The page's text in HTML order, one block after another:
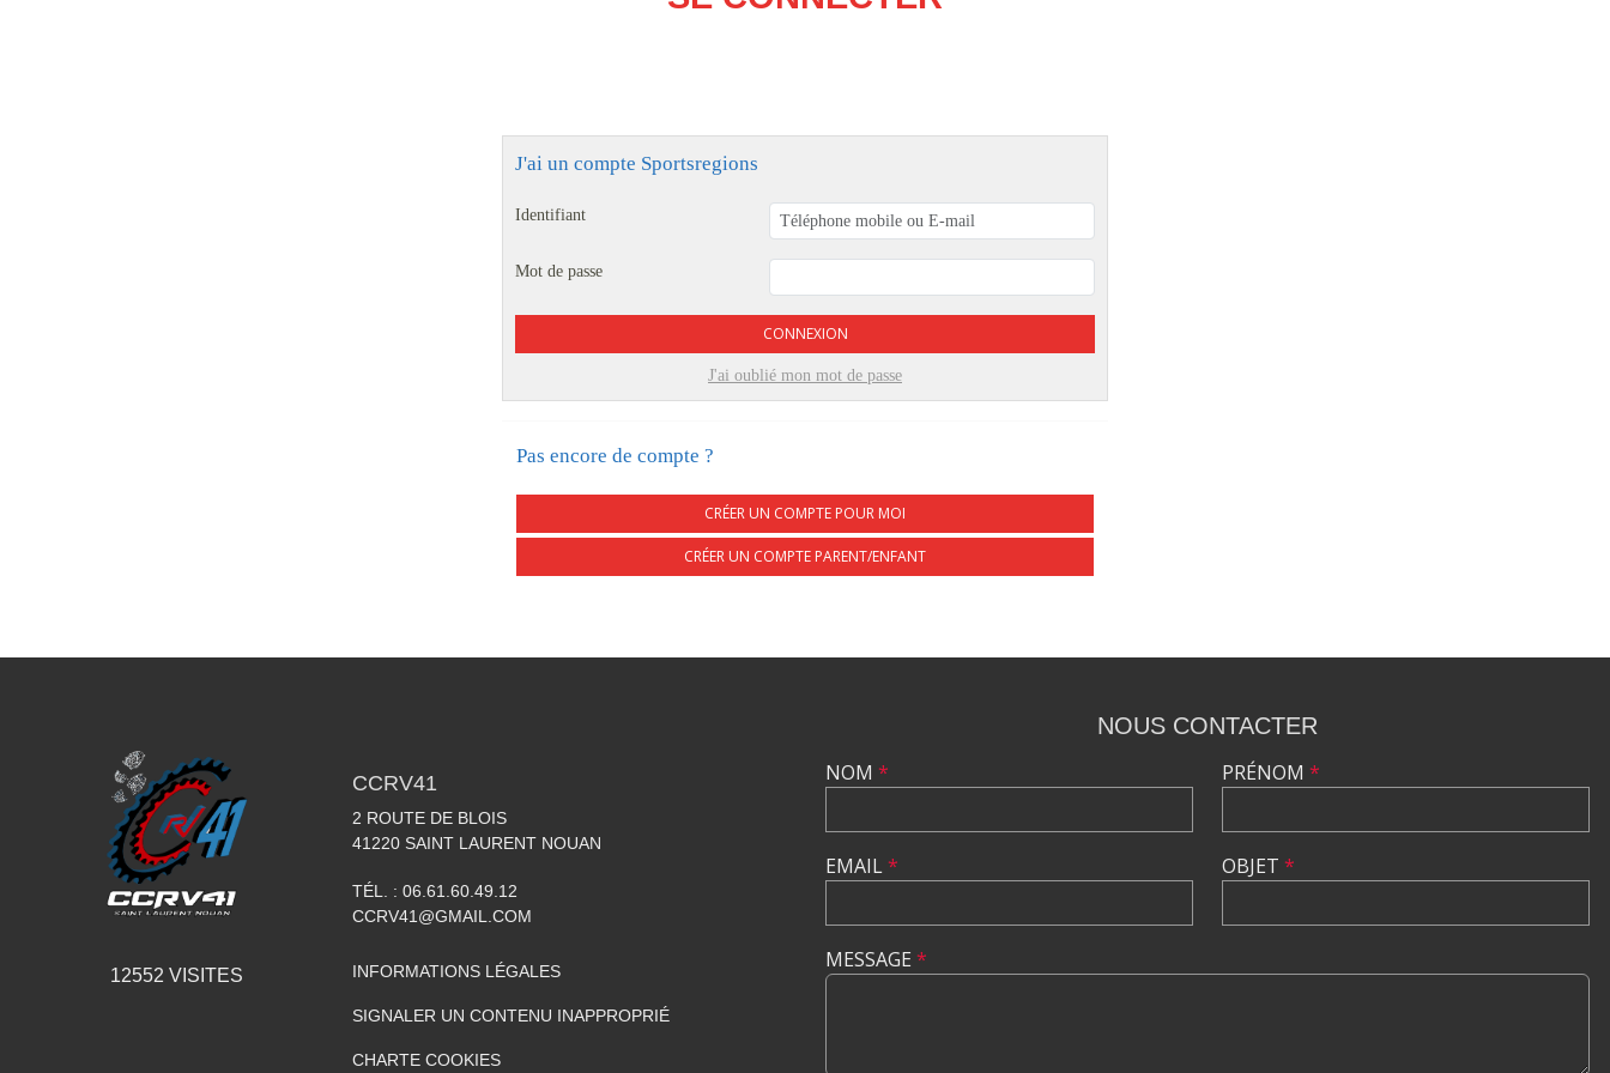
J'ai un compte Sportsregions
Identifiant
Mot de passe
CONNEXION
J'ai oublié mon mot de passe
Pas encore de compte ?
CRÉER UN COMPTE POUR MOI
CRÉER UN COMPTE PARENT/ENFANT
12552 VISITES
CCRV41
2 ROUTE DE BLOIS
41220 SAINT LAURENT NOUAN
TÉL. : 06.61.60.49.12
CCRV41@GMAIL.COM
INFORMATIONS LÉGALES
SIGNALER UN CONTENU INAPPROPRIÉ
CHARTE COOKIES
NOUS CONTACTER
NOM *
EMAIL*
PRÉNOM *
OBJET *
MESSAGE *